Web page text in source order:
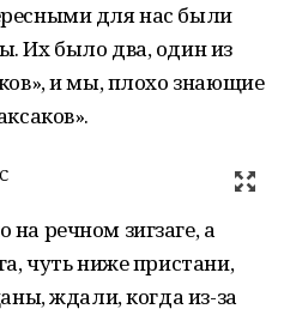
для нас были
Их было два, один из
и мы, плохо знающие
речном зигзаге, а
чуть ниже пристани,
ждали, когда из-за